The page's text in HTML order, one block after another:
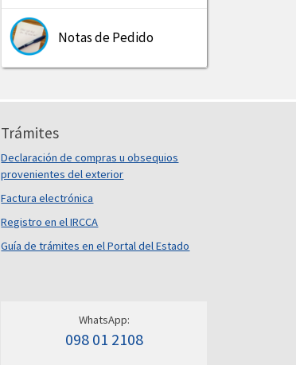
Notas de Pedido
Trámites
Declaración de compras u obsequios
provenientes del exterior
Factura electrónica
Registro en el IRCCA
Guía de trámites en el Portal del Estado
WhatsApp:
098 01 2108